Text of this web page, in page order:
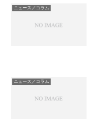
ニュース／コラム
ニュース／コラム